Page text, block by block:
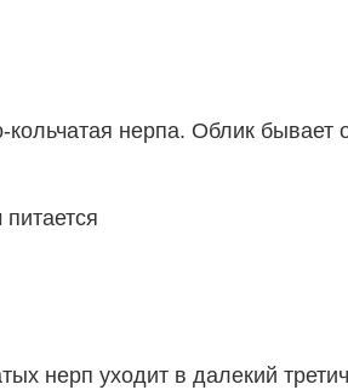
нерпа. Облик
нерп уходит в далекий